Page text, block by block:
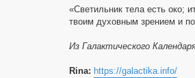
«Светильник тела есть око;
твоим духовным зрением и
Из Галактического
Rina: https://galactika.info/